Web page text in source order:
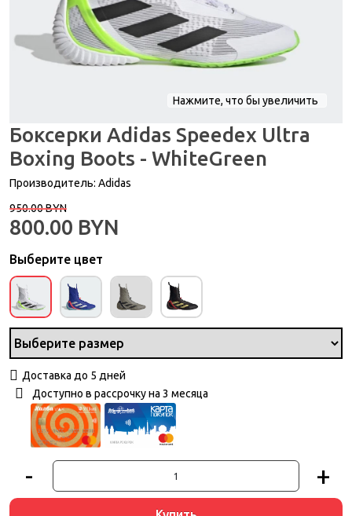
Нажмите, что бы увеличить
Боксерки Adidas Speedex Ultra
Boxing Boots - WhiteGreen
Производитель: Adidas
950.00BYN
800.00 BYN
Выберите цвет
Доставка до 5 дней
Доступно в рассрочку на 3 месяца
- +